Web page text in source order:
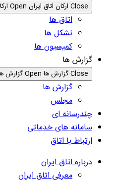
Close ارکان اتاق ایران Open ارکان اتاق ایران
اتاق ها
تشکل ها
کمیسیون ها
گزارش ها
Close گزارش ها Open گزارش ها
گزارش ها
مجلس
چندرسانه ای
سامانه های خدماتی
ارتباط با اتاق
درباره اتاق ایران
معرفی اتاق ایران